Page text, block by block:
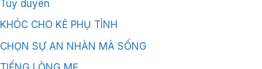
Tùy duyên
KHÓC CHO KẺ PHỤ TÌNH
CHỌN SỰ AN NHÀN MÀ SỐNG